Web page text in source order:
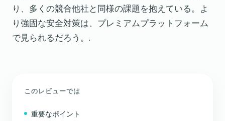
り、多くの競合他社と同様の課題を抱えている。よ
り強固な安全対策は、プレミアムプラットフォーム
で見られるだろう。.
このレビューでは
重要なポイント